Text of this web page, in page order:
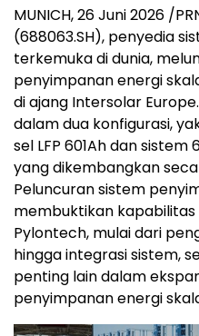
MUNICH, 26 Juni 2026 /
(688063.SH), penyedia
terkemuka di dunia,
penyimpanan energi
di ajang Intersolar
dalam dua konfigurasi,
sel LFP 601Ah dan
yang dikembangkan
Peluncuran sistem
membuktikan
Pylontech, mulai dari
hingga integrasi sistem,
penting lain dalam
penyimpanan energi